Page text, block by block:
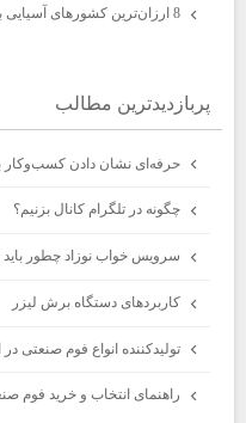
8 ارزان‌ترین کشورهای آسیایی برای سفر: ..
پربازديدترين مطالب
حرفه‌ای نشان دادن کسب‌وکار با
چگونه در تلگرام کانال بزنیم؟
سرویس خواب نوزاد چطور باید
کاربردهای دستگاه برش لیزر
تولیدکننده انواع فوم صنعتی
راهنمای انتخاب و خرید فوم